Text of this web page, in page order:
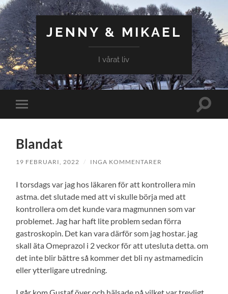
JENNY & MIKAEL
I vårat liv
Slå
på/av
Slå
Blandat
19 FEBRUARI, 2022 / INGA KOMMENTARER
I torsdags var jag hos läkaren för att kontrollera min
astma. det slutade med att vi skulle börja med att
kontrollera om det kunde vara magmunnen som var
problemet. Jag har haft lite problem sedan förra
gastroskopin. Det kan vara därför som jag hostar. jag
skall äta Omeprazol i 2 veckor för att utesluta detta. om
det inte blir bättre så kommer det bli ny astmamedicin
eller ytterligare utredning.
I går kom Gustaf över och hälsade på vilket var trevligt.